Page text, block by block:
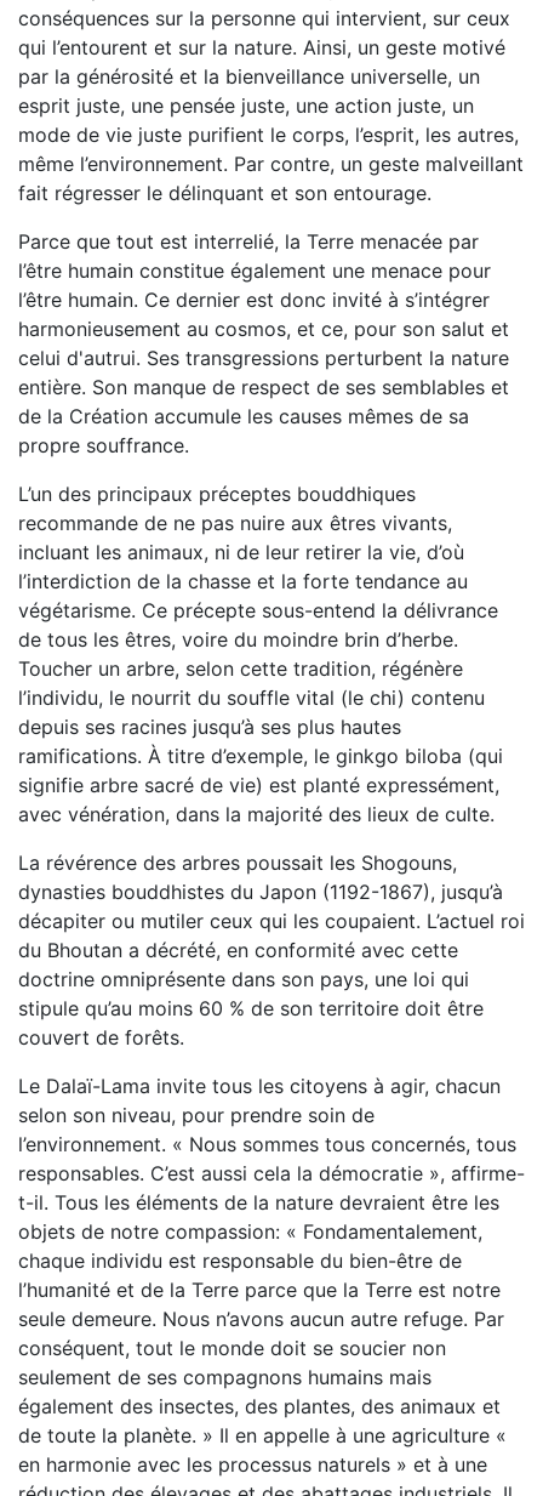
conséquences sur la personne qui intervient, sur ceux
qui l’entourent et sur la nature. Ainsi, un geste motivé
par la générosité et la bienveillance universelle, un
esprit juste, une pensée juste, une action juste, un
mode de vie juste purifient le corps, l’esprit, les autres,
même l’environnement. Par contre, un geste malveillant
fait régresser le délinquant et son entourage.
Parce que tout est interrelié, la Terre menacée par
l’être humain constitue également une menace pour
l’être humain. Ce dernier est donc invité à s’intégrer
harmonieusement au cosmos, et ce, pour son salut et
celui d'autrui. Ses transgressions perturbent la nature
entière. Son manque de respect de ses semblables et
de la Création accumule les causes mêmes de sa
propre souffrance.
L’un des principaux préceptes bouddhiques
recommande de ne pas nuire aux êtres vivants,
incluant les animaux, ni de leur retirer la vie, d’où
l’interdiction de la chasse et la forte tendance au
végétarisme. Ce précepte sous-entend la délivrance
de tous les êtres, voire du moindre brin d’herbe.
Toucher un arbre, selon cette tradition, régénère
l’individu, le nourrit du souffle vital (le chi) contenu
depuis ses racines jusqu’à ses plus hautes
ramifications. À titre d’exemple, le ginkgo biloba (qui
signifie arbre sacré de vie) est planté expressément,
avec vénération, dans la majorité des lieux de culte.
La révérence des arbres poussait les Shogouns,
dynasties bouddhistes du Japon (1192-1867), jusqu’à
décapiter ou mutiler ceux qui les coupaient. L’actuel roi
du Bhoutan a décrété, en conformité avec cette
doctrine omniprésente dans son pays, une loi qui
stipule qu’au moins 60 % de son territoire doit être
couvert de forêts.
Le Dalaï-Lama invite tous les citoyens à agir, chacun
selon son niveau, pour prendre soin de
l’environnement. « Nous sommes tous concernés, tous
responsables. C’est aussi cela la démocratie », affirme-
t-il. Tous les éléments de la nature devraient être les
objets de notre compassion: « Fondamentalement,
chaque individu est responsable du bien-être de
l’humanité et de la Terre parce que la Terre est notre
seule demeure. Nous n’avons aucun autre refuge. Par
conséquent, tout le monde doit se soucier non
seulement de ses compagnons humains mais
également des insectes, des plantes, des animaux et
de toute la planète. » Il en appelle à une agriculture «
en harmonie avec les processus naturels » et à une